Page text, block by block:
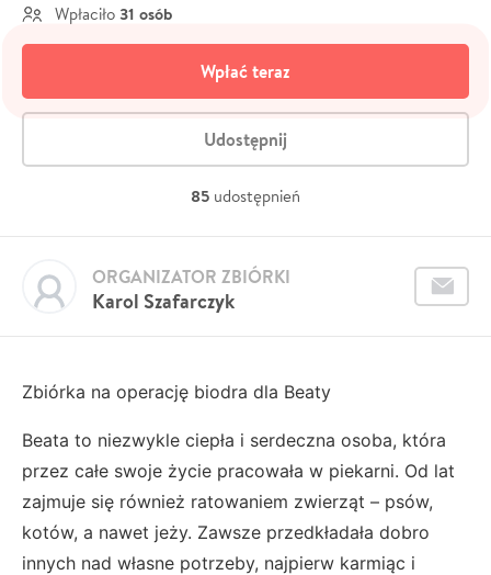
Wpłaciło 31 osób
Wpłać teraz
Udostępnij
85 udostępnień
Karol Szafarczyk
ORGANIZATOR ZBIÓRKI
Zbiórka na operację biodra dla Beaty
Beata to niezwykle ciepła i serdeczna osoba, która
przez całe swoje życie pracowała w piekarni. Od lat
zajmuje się również ratowaniem zwierząt – psów,
kotów, a nawet jeży. Zawsze przedkładała dobro
innych nad własne potrzeby, najpierw karmiąc i